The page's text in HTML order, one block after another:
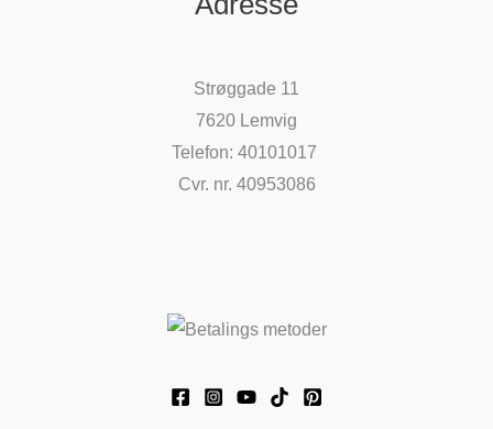
Strøggade 11
7620 Lemvig
Telefon: 40101017
Cvr. nr. 40953086